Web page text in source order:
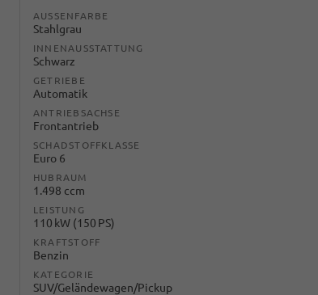
AUSSENFARBE
Stahlgrau
INNENAUSSTATTUNG
Schwarz
GETRIEBE
Automatik
ANTRIEBSACHSE
Frontantrieb
SCHADSTOFFKLASSE
Euro 6
HUBRAUM
1.498 ccm
LEISTUNG
110 kW (150 PS)
KRAFTSTOFF
Benzin
KATEGORIE
SUV/Geländewagen/Pickup